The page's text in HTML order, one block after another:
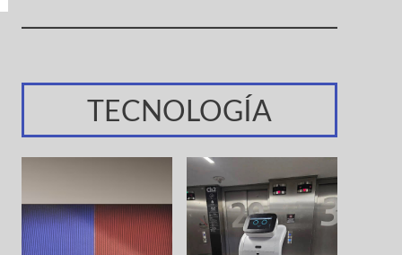
TECNOLOGÍA